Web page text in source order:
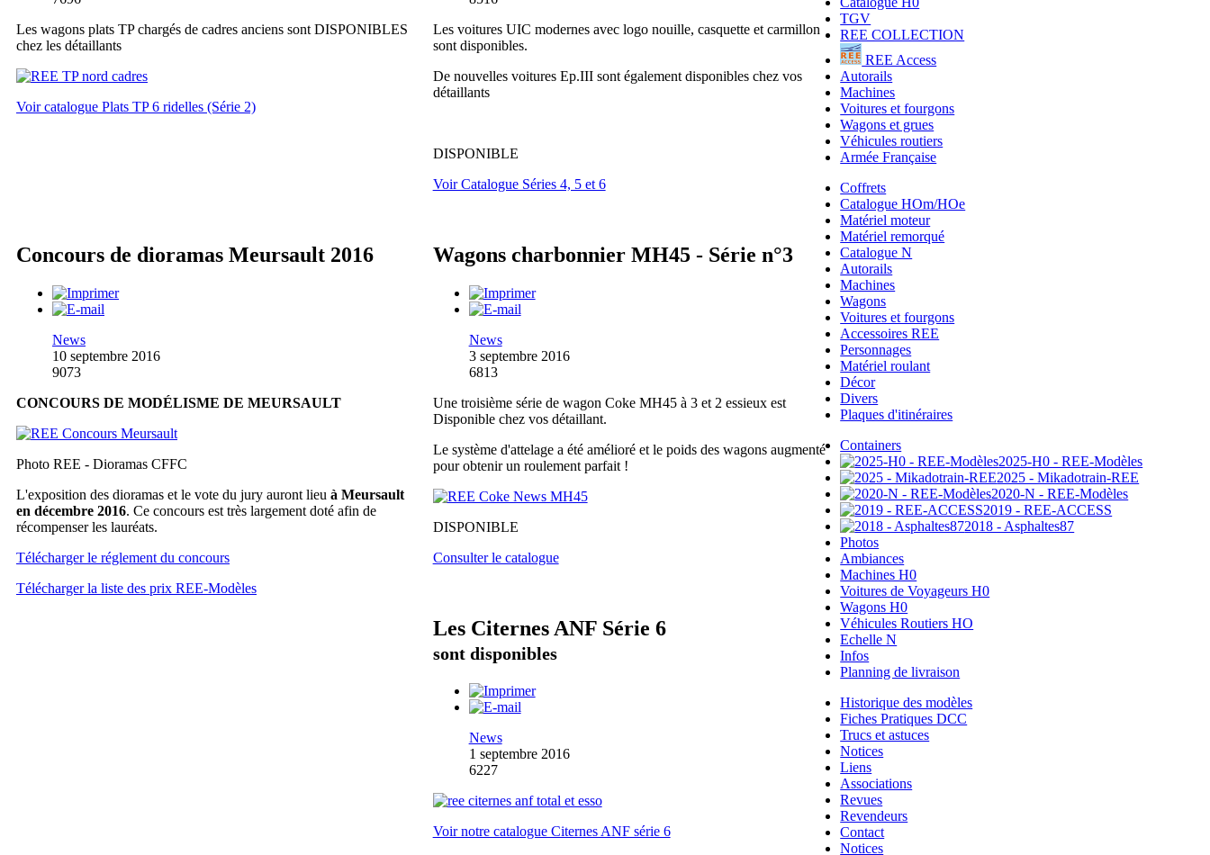
Les wagons plats TP chargés de cadres anciens sont DISPONIBLES
chez les détaillants
Voir catalogue Plats TP 6 ridelles (Série 2)
Les voitures UIC modernes avec logo nouille, casquette et carmillon
sont disponibles.
De nouvelles voitures Ep.III sont également disponibles chez vos
détaillants
DISPONIBLE
Voir Catalogue Séries 4, 5 et 6
Concours de dioramas Meursault 2016
News
10 septembre 2016
9073
CONCOURS DE MODÉLISME DE MEURSAULT
Photo REE - Dioramas CFFC
L'exposition des dioramas et le vote du jury auront lieu à Meursault
en décembre 2016. Ce concours est très largement doté afin de
récompenser les lauréats.
Télécharger le réglement du concours
Télécharger la liste des prix REE-Modèles
Wagons charbonnier MH45 - Série n°3
News
3 septembre 2016
6813
Une troisième série de wagon Coke MH45 à 3 et 2 essieux est
Disponible chez vos détaillant.
Le système d'attelage a été amélioré et le poids des wagons augmenté
pour obtenir un roulement parfait !
DISPONIBLE
Consulter le catalogue
Les Citernes ANF Série 6
sont disponibles
News
1 septembre 2016
6227
Voir notre catalogue Citernes ANF série 6
TGV
REE COLLECTION
REE Access
Autorails
Machines
Voitures et fourgons
Wagons et grues
Véhicules routiers
Armée Française
Coffrets
Catalogue HOm/HOe
Matériel moteur
Matériel remorqué
Catalogue N
Autorails
Machines
Wagons
Voitures et fourgons
Accessoires REE
Personnages
Matériel roulant
Décor
Divers
Plaques d'itinéraires
Containers
2025-H0 - REE-Modèles
2025 - Mikadotrain-REE
2020-N - REE-Modèles
2019 - REE-ACCESS
2018 - Asphaltes87
Photos
Ambiances
Machines H0
Voitures de Voyageurs H0
Wagons H0
Véhicules Routiers HO
Echelle N
Infos
Planning de livraison
Historique des modèles
Fiches Pratiques DCC
Trucs et astuces
Notices
Liens
Associations
Revues
Revendeurs
Contact
Notices